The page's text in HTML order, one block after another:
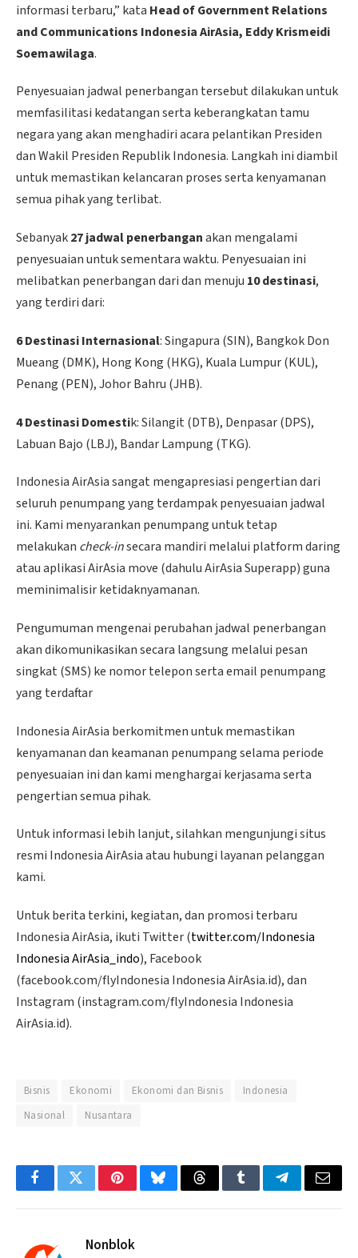
informasi terbaru,” kata Head of Government Relations
and Communications Indonesia AirAsia, Eddy Krismeidi
Soemawilaga.
Penyesuaian jadwal penerbangan tersebut dilakukan untuk
memfasilitasi kedatangan serta keberangkatan tamu
negara yang akan menghadiri acara pelantikan Presiden
dan Wakil Presiden Republik Indonesia. Langkah ini diambil
untuk memastikan kelancaran proses serta kenyamanan
semua pihak yang terlibat.
Sebanyak27 jadwal penerbanganakan mengalami
penyesuaian untuk sementara waktu. Penyesuaian ini
melibatkan penerbangan dari dan menuju 10 destinasi,
yang terdiri dari:
6 Destinasi Internasional: Singapura (SIN), Bangkok Don
Mueang (DMK), Hong Kong (HKG), Kuala Lumpur (KUL),
Penang (PEN), Johor Bahru (JHB).
4 Destinasi Domestik: Silangit (DTB), Denpasar (DPS),
Labuan Bajo (LBJ), Bandar Lampung (TKG).
Indonesia AirAsia sangat mengapresiasi pengertian dari
seluruh penumpang yang terdampak penyesuaian jadwal
ini. Kami menyarankan penumpang untuk tetap
melakukan check-insecara mandiri melalui platform daring
atau aplikasi AirAsia move (dahulu AirAsia Superapp) guna
meminimalisir ketidaknyamanan.
Pengumuman mengenai perubahan jadwal penerbangan
akan dikomunikasikan secara langsung melalui pesan
singkat (SMS) ke nomor telepon serta email penumpang
yang terdaftar
Indonesia AirAsia berkomitmen untuk memastikan
kenyamanan dan keamanan penumpang selama periode
penyesuaian ini dan kami menghargai kerjasama serta
pengertian semua pihak.
Untuk informasi lebih lanjut, silahkan mengunjungi situs
resmi Indonesia AirAsia atau hubungi layanan pelanggan
kami.
Untuk berita terkini, kegiatan, dan promosi terbaru
Indonesia AirAsia, ikuti Twitter (twitter.com/Indonesia
Indonesia AirAsia_indo), Facebook
(facebook.com/flyIndonesia Indonesia AirAsia.id), dan
Instagram (instagram.com/flyIndonesia Indonesia
AirAsia.id).
Bisnis Ekonomi Ekonomi dan Bisnis
Indonesia
Nasional
Nusantara
FacebookTwitterPinterestBlueskyThreadsTumblrTelegramEmail
Nonblok